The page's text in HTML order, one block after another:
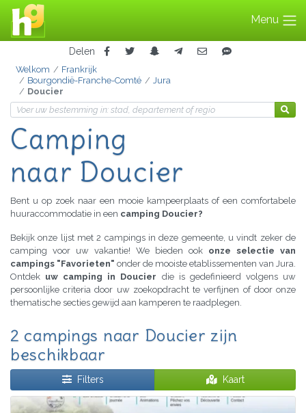
Menu
Delen
Welkom
Frankrijk
Bourgondië-Franche-Comté
Jura
Doucier
Camping
naar Doucier
Bent u op zoek naar een mooie kampeerplaats of een comfortabele
huuraccommodatie in een camping Doucier?
Bekijk onze lijst met 2 campings in deze gemeente, u vindt zeker de
camping voor uw vakantie! We bieden ook onze selectie van
campings "Favorieten" onder de mooiste etablissementen van Jura.
Ontdek uw camping in Doucier die is gedefinieerd volgens uw
persoonlijke criteria door uw zoekopdracht te verfijnen of door onze
thematische secties gewijd aan kamperen te raadplegen.
2 campings naar Doucier zijn
beschikbaar
Filters Kaart